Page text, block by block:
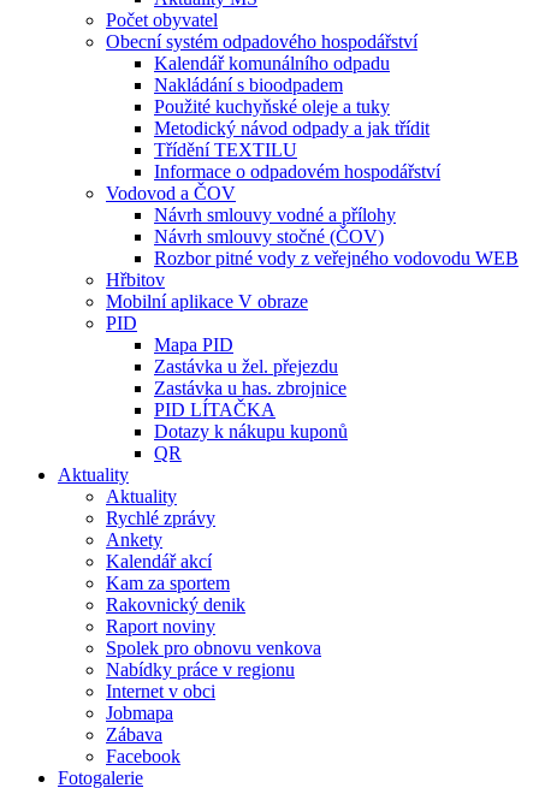
Počet obyvatel
Obecní systém odpadového hospodářství
Kalendář komunálního odpadu
Nakládání s bioodpadem
Použité kuchyňské oleje a tuky
Metodický návod odpady a jak třídit
Třídění TEXTILU
Informace o odpadovém hospodářství
Vodovod a ČOV
Návrh smlouvy vodné a přílohy
Návrh smlouvy stočné (ČOV)
Rozbor pitné vody z veřejného vodovodu WEB
Hřbitov
Mobilní aplikace V obraze
PID
Mapa PID
Zastávka u žel. přejezdu
Zastávka u has. zbrojnice
PID LÍTAČKA
Dotazy k nákupu kuponů
QR
Aktuality
Aktuality
Rychlé zprávy
Ankety
Kalendář akcí
Kam za sportem
Rakovnický denik
Raport noviny
Spolek pro obnovu venkova
Nabídky práce v regionu
Internet v obci
Jobmapa
Zábava
Facebook
Fotogalerie